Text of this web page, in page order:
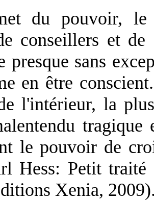
du pouvoir,
conseillers et
presque sans
en être
l'intérieur, la
le pouvoir de
Hess: Petit
Xenia,